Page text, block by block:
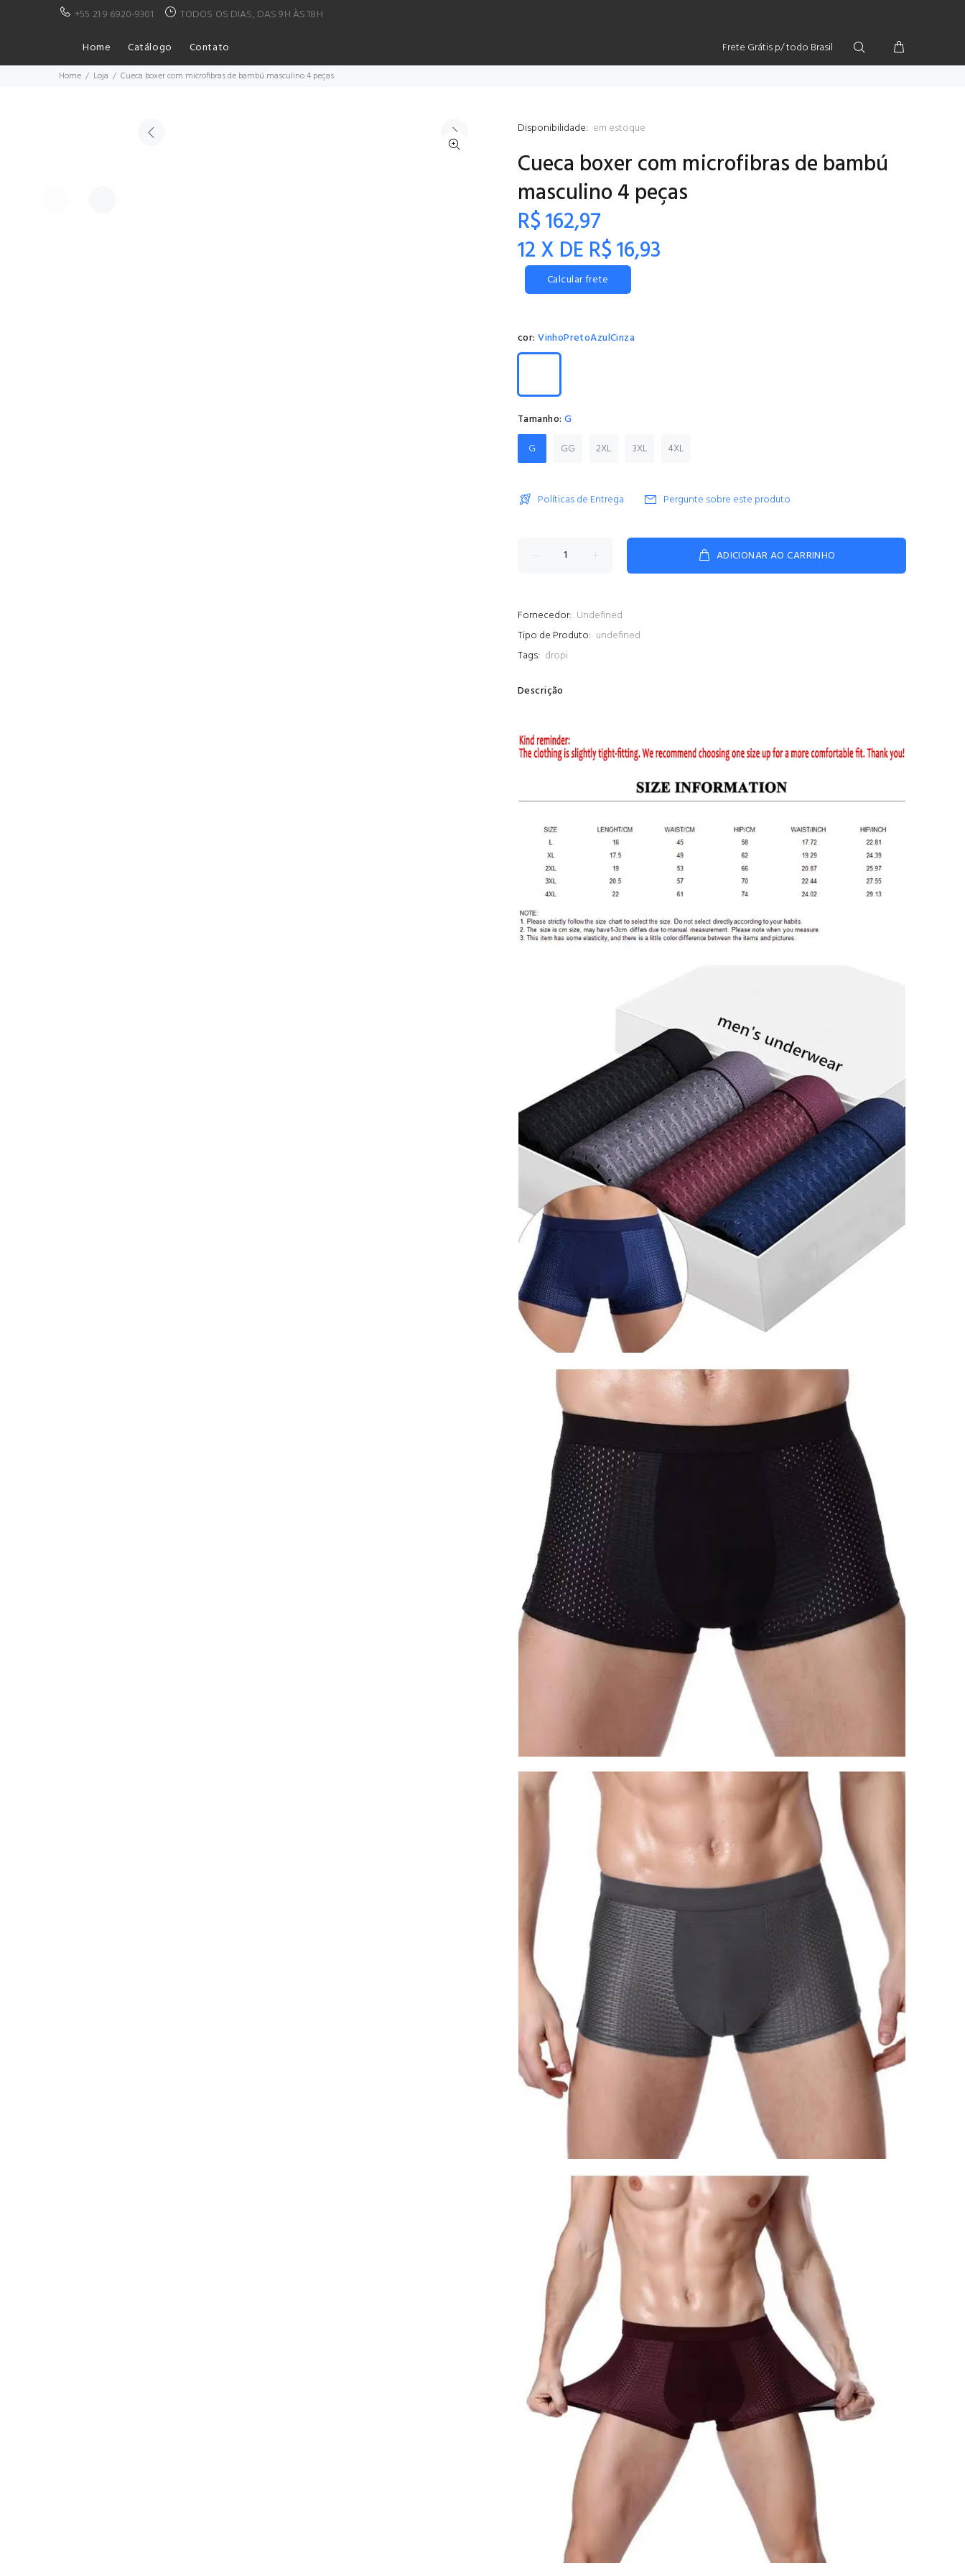
+55 21 9 6920-9301
TODOS OS DIAS, DAS 9H ÀS 18H
Home
Catálogo Contato Frete Grátis p/ todo Brasil
Home Loja Cueca boxer com microfibras de bambú masculino 4 peças
Disponibilidade: em estoque
Cueca boxer com microfibras de bambú
masculino 4 peças
R$ 162,97
12 X DE R$ 16,93
Calcular frete
cor:VinhoPretoAzulCinza
Tamanho: G
G
GG 2XL 3XL 4XL
Políticas de Entrega Pergunte sobre este produto
ADICIONAR AO CARRINHO
Fornecedor: Undefined
Tipo de Produto: undefined
Tags: dropi
Descrição